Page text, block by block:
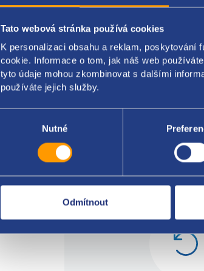
Tato webová stránka používá cookies
K personalizaci obsahu a reklam,
cookie. Informace o tom, jak náš web
tyto údaje mohou zkombinovat s dalšími
používáte jejich služby.
Nutné
Odmítnout
Vodní trubka
pro vozidla s motory